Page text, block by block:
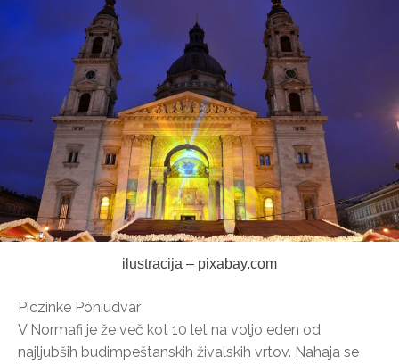
ilustracija – pixabay.com
Piczinke Póniudvar
V Normafi je že več kot 10 let na voljo eden od
najljubših budimpeštanskih živalskih vrtov. Nahaja se